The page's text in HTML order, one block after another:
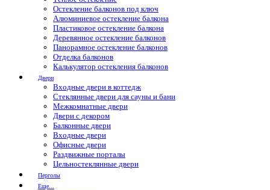
Остекление балконов под ключ
Алюминиевое остекление балкона
Пластиковое остекление балкона
Деревянное остекление балконов
Панорамное остекление балконов
Отделка балконов
Калькулятор остекления балконов
Двери
Входные двери в коттедж
Стеклянные двери для сауны и бани
Межкомнатные двери
Двери с декором
Балконные двери
Входные двери
Офисные двери
Раздвижные порталы
Цельностеклянные двери
Перголы
Еще...